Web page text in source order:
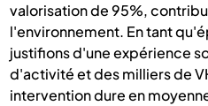
valorisation de 95%,
l'environnement. En tant
justifions d'une expérience
d'activité et des milliers de
intervention dure en